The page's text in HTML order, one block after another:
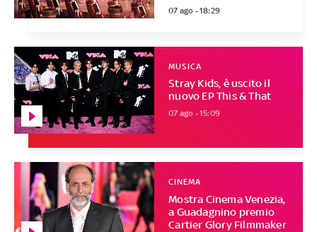
07 ago - 18:29
Stray Kids, è uscito il
nuovo EP This & That
MUSICA
07 ago - 15:09
Mostra Cinema Venezia,
a Guadagnino premio
Cartier Glory Filmmaker
CINEMA